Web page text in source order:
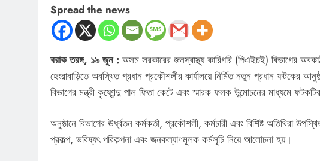
Spread the news
বরাক তরঙ্গ, ১৯ জুন : অসম সরকারের জনস্বাস্থ্য কারিগরি (পিএইচই) বিভাগের
হেংরাবাড়িতে অবস্থিত প্রধান প্রকৌশলীর কার্যালয়ে নির্মিত নতুন প্রধান ফটকের
বিভাগের মন্ত্রী কৃষ্ণেন্দু পাল ফিতা কেটে এবং স্মারক ফলক উন্মোচনের মাধ্যমে
অনুষ্ঠানে বিভাগের ঊর্ধ্বতন কর্মকর্তা, প্রকৌশলী, কর্মচারী এবং বিশিষ্ট অতিথিরা
প্রকল্প, ভবিষ্যৎ পরিকল্পনা এবং জনকল্যাণমূলক কর্মসূচি নিয়ে আলোচনা হয়।